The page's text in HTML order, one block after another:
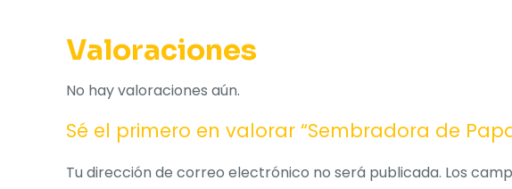
Valoraciones
No hay valoraciones aún.
Sé el primero en valorar “Sembradora de
Tu dirección de correo electrónico no será publicada. Los